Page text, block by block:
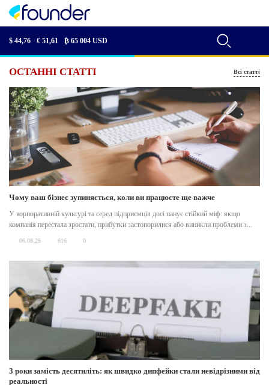
$ 44,76 € 51,61 ₿ 65 004 USD
ОСТАННІ СТАТТІ Всі статті
Чому ваш бізнес зупиняється, коли ви працюєте ще важче
У корпоративній культурі та серед підприємців досі панує стійкий міф: якщо
компанія перестала зростати, прибутки застопорилися або виникли проблеми з...
06.08.26 616 0
3 роки замість десятиліть: як швидко дипфейки стали невідрізними від
реальності